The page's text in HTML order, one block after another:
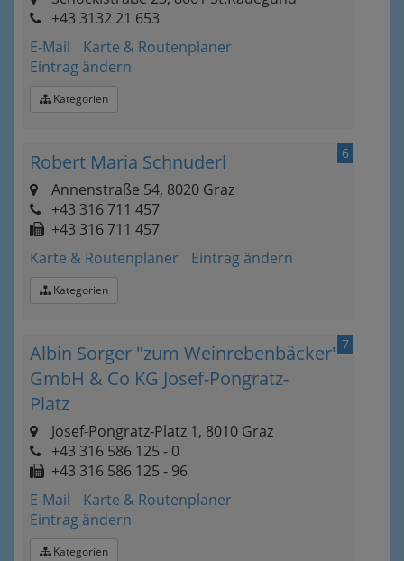
+43 3132 21 653
E-Mail
Karte & Routenplaner
Eintrag ändern
Kategorien
6
Robert Maria Schnuderl
Annenstraße 54, 8020 Graz
+43 316 711 457
+43 316 711 457
Karte & Routenplaner
Eintrag ändern
Kategorien
7
Albin Sorger "zum Weinrebenbäcker"
GmbH & Co KG Josef-Pongratz-
Platz
Josef-Pongratz-Platz 1, 8010 Graz
+43 316 586 125 - 0
+43 316 586 125 - 96
E-Mail
Karte & Routenplaner
Eintrag ändern
Kategorien